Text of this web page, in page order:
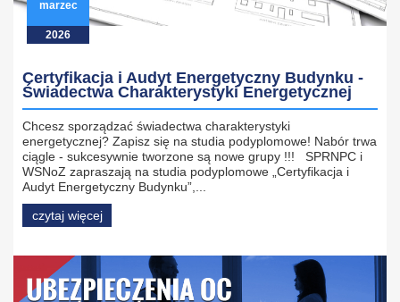
marzec
2026
Certyfikacja i Audyt Energetyczny Budynku -
Świadectwa Charakterystyki Energetycznej
Chcesz sporządzać świadectwa charakterystyki
energetycznej? Zapisz się na studia podyplomowe! Nabór trwa
ciągle - sukcesywnie tworzone są nowe grupy !!! SPRNPC i
WSNoZ zapraszają na studia podyplomowe „Certyfikacja i
Audyt Energetyczny Budynku”,...
czytaj więcej